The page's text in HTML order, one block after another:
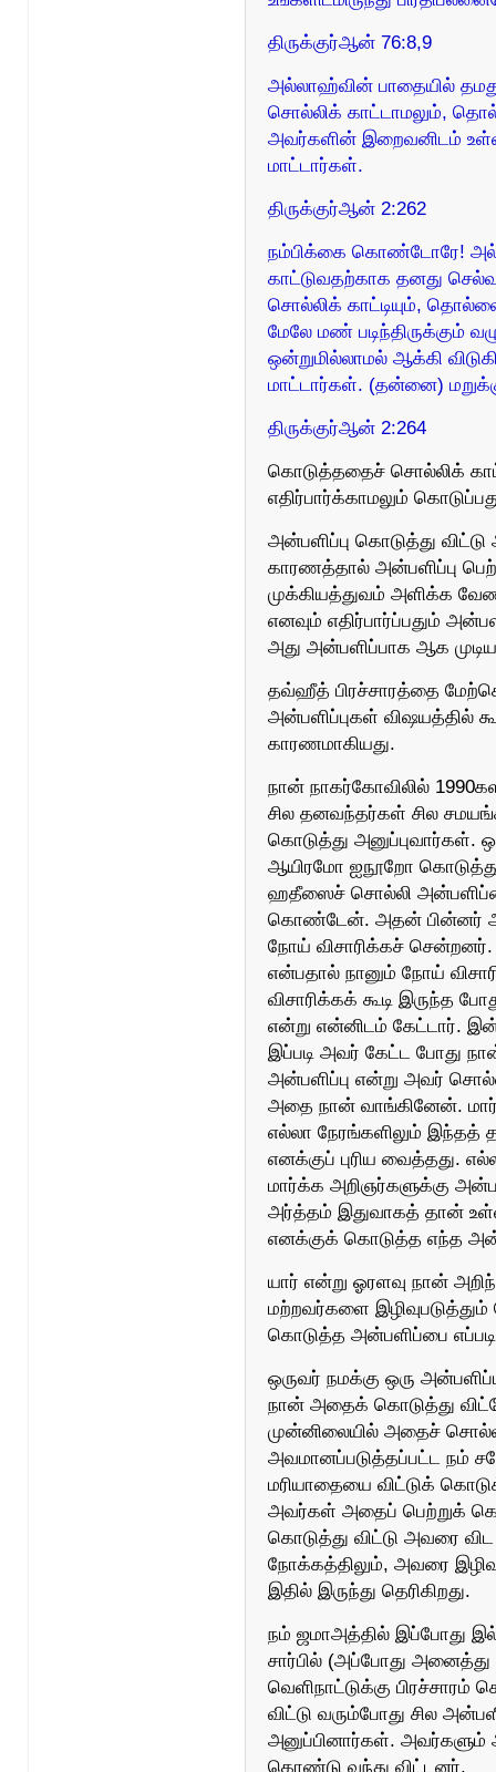
திருக்குர்ஆன் 76:8,9
அல்லாஹ்வின் பாதையில்
சொல்லிக் காட்டாமலும்,
அவர்களின் இறைவனிடம்
மாட்டார்கள்.
திருக்குர்ஆன் 2:262
நம்பிக்கை கொண்டோரே!
காட்டுவதற்காக தனது
சொல்லிக் காட்டியும்,
மேலே மண் படிந்திருக்கும்
ஒன்றுமில்லாமல் ஆக்கி
மாட்டார்கள். (தன்னை)
திருக்குர்ஆன் 2:264
கொடுத்ததைச் சொல்லிக்
எதிர்பார்க்காமலும்
அன்பளிப்பு கொடுத்து
காரணத்தால் அன்பளிப்பு
முக்கியத்துவம் அளிக்க
எனவும் எதிர்பார்ப்பதும்
அது அன்பளிப்பாக ஆக
தவ்ஹீத் பிரச்சாரத்தை
அன்பளிப்புகள் விஷயத்தில்
காரணமாகியது.
நான் நாகர்கோவிலில்
சில தனவந்தர்கள் சில
கொடுத்து அனுப்புவார்கள்.
ஆயிரமோ ஐநூறோ
ஹதீஸைச் சொல்லி
கொண்டேன். அதன் பின்னர்
நோய் விசாரிக்கச்
என்பதால் நானும் நோய்
விசாரிக்கக் கூடி இருந்த
என்று என்னிடம் கேட்டார்.
இப்படி அவர் கேட்ட போது
அன்பளிப்பு என்று அவர்
அதை நான் வாங்கினேன்.
எல்லா நேரங்களிலும் இந்தத்
எனக்குப் புரிய வைத்தது.
மார்க்க அறிஞர்களுக்கு
அர்த்தம் இதுவாகத் தான்
எனக்குக் கொடுத்த எந்த
யார் என்று ஓரளவு நான்
மற்றவர்களை
கொடுத்த அன்பளிப்பை எப்படி
ஒருவர் நமக்கு ஒரு
நான் அதைக் கொடுத்து
முன்னிலையில் அதைச்
அவமானப்படுத்தப்பட்ட நம்
மரியாதையை விட்டுக்
அவர்கள் அதைப் பெற்றுக்
கொடுத்து விட்டு அவரை
நோக்கத்திலும், அவரை
இதில் இருந்து தெரிகிறது.
நம் ஜமாஅத்தில் இப்போது
சார்பில் (அப்போது
வெளிநாட்டுக்கு
விட்டு வரும்போது சில
அனுப்பினார்கள்.
கொண்டு வந்து விட்டனர்.